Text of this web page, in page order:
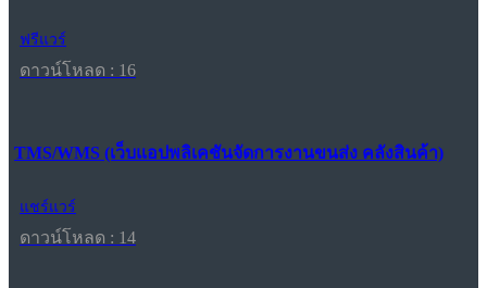
ฟรีแวร์
ดาวน์โหลด : 16
TMS/WMS (เว็บแอปพลิเคชันจัดการงานขนส่ง คลังสินค้า)
แชร์แวร์
ดาวน์โหลด : 14